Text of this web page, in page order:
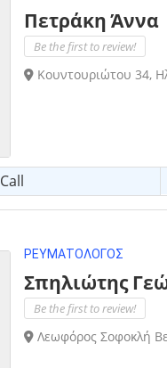
Πετράκη Άννα
Be the first to review!
Κουντουριώτου 34,
Call
ΡΕΥΜΑΤΟΛΌΓΟΣ
Σπηλιώτης
Be the first to review!
Λεωφόρος Σοφοκλή